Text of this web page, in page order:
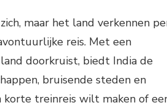
maar het land verkennen
reis. Met een
doorkruist, biedt India de
bruisende steden en
treinreis wilt maken of